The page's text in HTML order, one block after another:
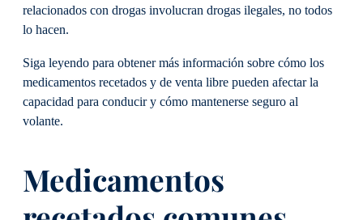
relacionados con drogas involucran drogas ilegales, no todos
lo hacen.
Siga leyendo para obtener más información sobre cómo los
medicamentos recetados y de venta libre pueden afectar la
capacidad para conducir y cómo mantenerse seguro al
volante.
Medicamentos